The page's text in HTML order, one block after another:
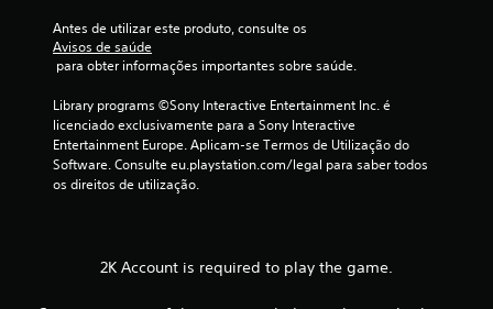
c
Antes de utilizar este produto, consulte os
Avisos de saúde
para obter informações importantes sobre saúde.
Library programs ©Sony Interactive Entertainment Inc. é
licenciado exclusivamente para a Sony Interactive
Entertainment Europe. Aplicam-se Termos de Utilização do
Software. Consulte eu.playstation.com/legal para saber todos
os direitos de utilização.
2K Account is required to play the game.